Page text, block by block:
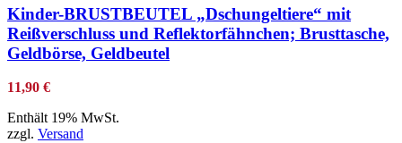
Kinder-BRUSTBEUTEL „Dschungeltiere“ mit
Reißverschluss und Reflektorfähnchen; Brusttasche,
Geldbörse, Geldbeutel
11,90 €
Enthält 19% MwSt.
zzgl. Versand